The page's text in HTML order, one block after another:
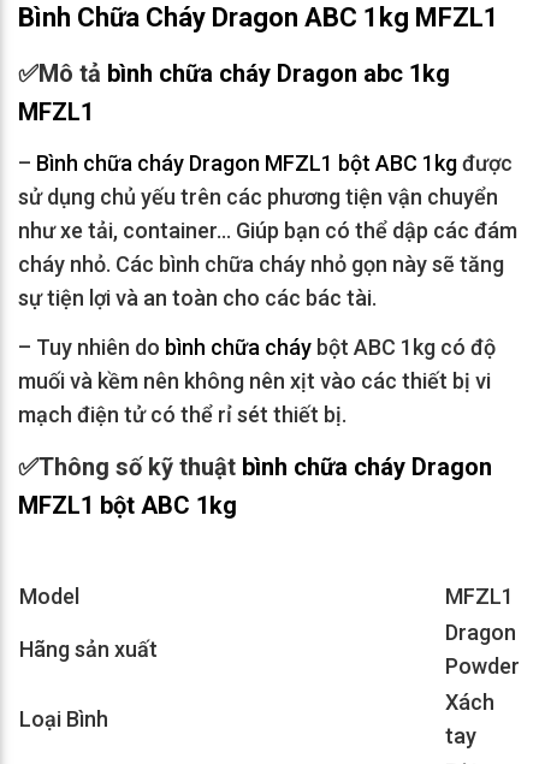
Bình Chữa Cháy Dragon ABC 1kg MFZL1
✅Mô tả bình chữa cháy Dragon abc 1kg
MFZL1
– Bình chữa cháy Dragon MFZL1 bột ABC 1kgđược
sử dụng chủ yếu trên các phương tiện vận chuyển
như xe tải, container… Giúp bạn có thể dập các đám
cháy nhỏ. Các bình chữa cháy nhỏ gọn này sẽ tăng
sự tiện lợi và an toàn cho các bác tài.
– Tuy nhiên do bình chữa cháy bột ABC 1kg có độ
muối và kềm nên không nên xịt vào các thiết bị vi
mạch điện tử có thể rỉ sét thiết bị.
✅Thông số kỹ thuật bình chữa cháy Dragon
MFZL1 bột ABC 1kg
Model MFZL1
Hãng sản xuất
Dragon
Powder
Loại Bình
Xách
tay